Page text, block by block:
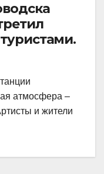
атмосфера –
и жители